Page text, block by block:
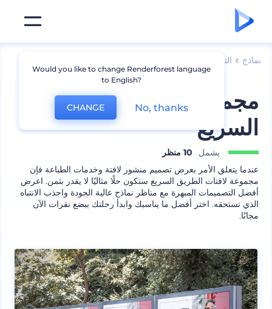
نماذج الترويج للعلامة التجارية
مجموعة لافتات الطريق
السريع
يشمل
10 منظر
عندما يتعلق الأمر بعرض تصميم منشور لافتة وخدمات الطباعة فإن
مجموعة لافتات الطريق السريع ستكون حلًا مثاليًا لا يقدر بثمن. اعرض
أفضل التصميمات المبهرة مع مناظر نماذج عالية الجودة واجذب الانتباه
الذي تستحقه. اختر أفضل ما يناسبك وابدأ رحلتك ببضع نقرات الآن
مجانًا.
Would you like to change Renderforest language
to English?
CHANGE No, thanks